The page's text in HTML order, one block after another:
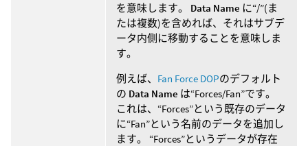
を意味します。 Data Name に“/”(ま
たは複数)を含めれば、それはサブデ
ータ内側に移動することを意味しま
す。
例えば、 Fan Force DOPのデフォルト
の Data Name は“Forces/Fan”です。
これは、“Forces”という既存のデータ
に“Fan”という名前のデータを追加し
ます。 “Forces”というデータが存在